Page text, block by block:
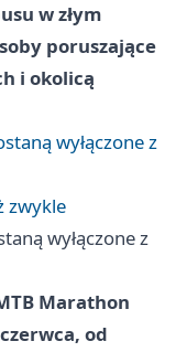
w złym
poruszające
i okolicą
wyłączone z
zwykle
wyłączone z
Marathon
od